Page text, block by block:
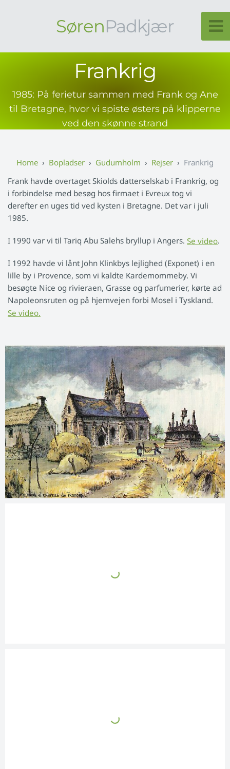
SørenPadkjær
Frankrig
1985: På ferietur sammen med Frank og Ane
til Bretagne, hvor vi spiste østers på klipperne
ved den skønne strand
Bopladser Gudumholm Rejser
Frankrig
Frank havde overtaget Skiolds datterselskab i Frankrig, og
i forbindelse med besøg hos firmaet i Evreux tog vi
derefter en uges tid ved kysten i Bretagne. Det var i juli
1985.
I 1990 var vi til Tariq Abu Salehs bryllup i Angers. Se video.
I 1992 havde vi lånt John Klinkbys lejlighed (Exponet) i en
lille by i Provence, som vi kaldte Kardemommeby. Vi
besøgte Nice og rivieraen, Grasse og parfumerier, kørte ad
Napoleonsruten og på hjemvejen forbi Mosel i Tyskland.
Se video.